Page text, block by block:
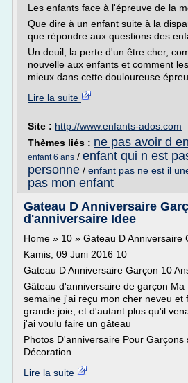
Les enfants face à l'épreuve de la
Que dire à un enfant suite à la
que répondre aux questions des
Un deuil, la perte d'un être cher,
nouvelle aux enfants et comment
mieux dans cette douloureuse
Lire la suite
Site : http://www.enfants-ados.com
Thèmes liés : ne pas avoir d
enfant 6 ans / enfant qui n est
personne / enfant pas ne est il
pas mon enfant
Gateau D Anniversaire
d'anniversaire Idee
Home » 10 » Gateau D Anniversaire
Kamis, 09 Juni 2016 10
Gateau D Anniversaire Garçon 10
Gâteau d'anniversaire de garçon Ma
semaine j'ai reçu mon cher neveu et
grande joie, et d'autant plus qu'il
j'ai voulu faire un gâteau
Photos D'anniversaire Pour Garçons
Décoration...
Lire la suite